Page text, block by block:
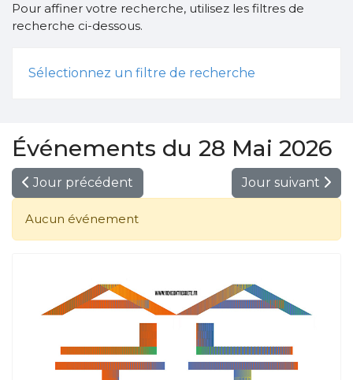
Pour affiner votre recherche, utilisez les filtres de
recherche ci-dessous.
Sélectionnez un filtre de recherche
Événements du 28 Mai 2026
Jour précédent Jour suivant
Aucun événement